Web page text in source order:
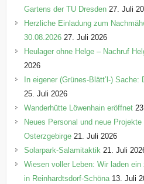
Gartens der TU Dresden 27. Juli
Herzliche Einladung zum
30.08.2026 27. Juli 2026
Heulager ohne Helge – Nachruf
2026
In eigener (Grünes-Blätt’l-)
25. Juli 2026
Wanderhütte Löwenhain eröffnet
Neues Personal und neue
Osterzgebirge 21. Juli 2026
Solarpark-Salamitaktik 21. Juli
Wiesen voller Leben: Wir laden
in Reinhardtsdorf-Schöna 13. Juli